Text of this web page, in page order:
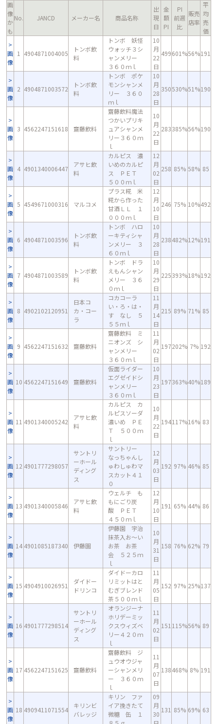
画
像
か
も
No. JANCD メーカー名 商品名称
出
現
日
金
額
PI
PI
前週
比
販売
店率
平
均
売
価
画
像
1 4904871004005
トンボ飲
料
トンボ 妖怪
ウォッチ３シ
ャンメリー
３６０ｍｌ
10
月
22
日
499601%56%191
画
像
2 4904871003572
トンボ飲
料
トンボ ポケ
モンシャンメ
リー ３６０
ｍｌ
10
月
28
日
350530%51%190
画
像
3 4562247151618 齋藤飲料
齋藤飲料魔法
つかいプリキ
ュアシャンメ
リー３６０ｍ
ｌ
10
月
22
日
283385%56%190
画
像
4 4901340006447
アサヒ飲
料
カルピス 濃
いめのカルピ
ス ＰＥＴ
５００ｍｌ
12
月
02
日
258 85% 58% 85
画
像
5 4549671000316 マルコメ
プラス糀 米
糀から作った
甘酒ＬＬ １
０００ｍｌ
12
月
10
日
246 75% 10%492
画
像
6 4904871003596
トンボ飲
料
トンボ ハロ
ーキティシャ
ンメリー ３
６０ｍｌ
10
月
28
日
238482%12%191
画
像
7 4904871003589
トンボ飲
料
トンボ ドラ
えもんシャン
メリー ３６
０ｍｌ
10
月
29
日
225393%18%192
画
像
8 4902102120951
日本コ
カ・コー
ラ
コカコーラ
い・ろ・は・
す なし ５
５５ｍｌ
11
月
14
日
215 89% 71% 85
画
像
9 4562247151632 齋藤飲料
齋藤飲料 ミ
ニオンズ シ
ャンメリー
３６０ｍｌ
11
月
02
日
197202% 7% 192
画
像
10 4562247151649 齋藤飲料
仮面ライダー
エグゼイドシ
ャンメリー
３６０ｍｌ
10
月
23
日
197363%40%189
画
像
11 4901340005242
アサヒ飲
料
カルピス カ
ルピスソーダ
濃いめ ＰＥ
Ｔ ５００ｍ
ｌ
10
月
22
日
194117%16% 83
画
像
12 4901777298057
サントリ
ーホール
ディング
ス
サントリー
なっちゃんし
ゅわしゅわマ
スカット４１
０
12
月
03
日
192 97% 46% 85
画
像
13 4901340005846
アサヒ飲
料
ウェルチ も
もにごり炭
酸 ＰＥＴ
４５０ｍｌ
12
月
10
日
191 65% 44% 86
画
像
14 4901085187340 伊藤園
伊藤園 宇治
抹茶入お～い
お茶 お茶
会 ５２５ｍ
ｌ
10
月
31
日
158 76% 62% 79
画
像
15 4904910026951
ダイドー
ドリンコ
ダイドーカロ
リミットはと
むぎブレンド
茶５００ｍｌ
11
月
05
日
152 97% 25%137
画
像
16 4901777298514
サントリ
ーホール
ディング
ス
オランジーナ
ホリデーミッ
クスウィズベ
リー４２０ｍ
ｌ
11
月
02
日
151 115%56% 89
画
像
17 4562247151625 齋藤飲料
齋藤飲料 ジ
ュウオウジャ
ーシャンメリ
ー ３６０ｍ
ｌ
11
月
07
日
138468% 8% 191
画
像
18 4909411071554
キリンビ
バレッジ
キリン ファ
イア挽きたて
微糖 缶 １
09
月
30
131 85% 69% 63